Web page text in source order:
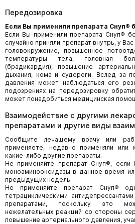
Передозировка
Если Вы применили препарата Снуп®
Если Вы применили препарата Снуп®
случайно приняли препарат внутрь, у
головокружение, повышенное
температуры тела, головная
(брадикардия), повышение
дыхания, кома и судороги. Вслед за
давления может наблюдаться его
подозрениях на передозировку
может понадобиться медицинская
Взаимодействие с другими
препаратами и другие виды
Сообщите лечащему врачу или
применяете, недавно применяли или
какие-либо другие препараты.
Не применяйте препарат Снуп®, если
моноаминооксидазы в данное время
предыдущих недель.
Не применяйте препарат Снуп®
тетрациклическими
препаратами, поскольку это
нежелательных реакций со стороны
повышение артериального давления,